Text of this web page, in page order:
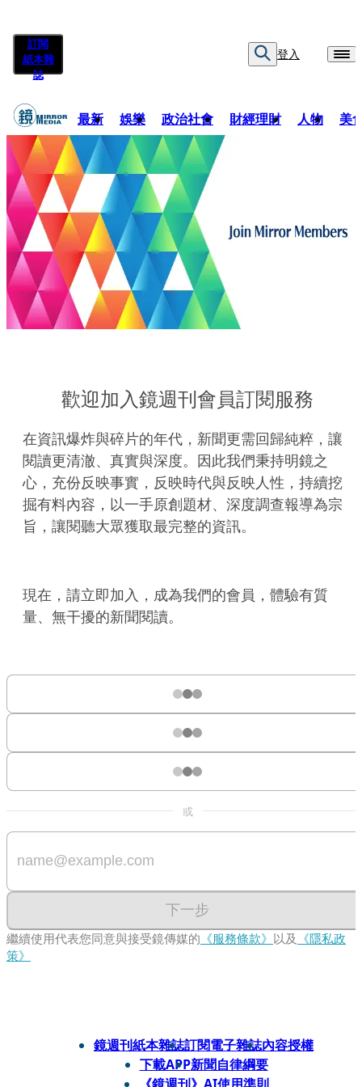
訂閱
紙本雜
誌
登入
最新 娛樂 政治社會 財經理財 人物 美
歡迎加入鏡週刊會員訂閱服務
在資訊爆炸與碎片的年代，新聞更需回歸純粹，讓
閱讀更清澈、真實與深度。因此我們秉持明鏡之
心，充份反映事實，反映時代與反映人性，持續挖
掘有料內容，以一手原創題材、深度調查報導為宗
旨，讓閱聽大眾獲取最完整的資訊。
現在，請立即加入，成為我們的會員，體驗有質
量、無干擾的新聞閱讀。
或
下一步
繼續使用代表您同意與接受鏡傳媒的 《服務條款》 以及 《隱私政
策》
鏡週刊紙本雜誌訂閱電子雜誌內容授權
下載APP新聞自律綱要